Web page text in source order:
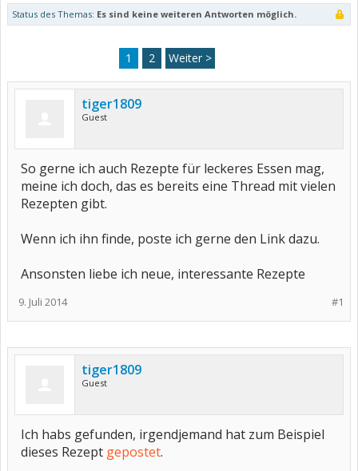
Status des Themas: Es sind keine weiteren Antworten möglich.
1 2 Weiter >
tiger1809
Guest
So gerne ich auch Rezepte für leckeres Essen mag,
meine ich doch, das es bereits eine Thread mit vielen
Rezepten gibt.
Wenn ich ihn finde, poste ich gerne den Link dazu.
Ansonsten liebe ich neue, interessante Rezepte
#1
9. Juli 2014
tiger1809
Guest
Ich habs gefunden, irgendjemand hat zum Beispiel
dieses Rezept gepostet.